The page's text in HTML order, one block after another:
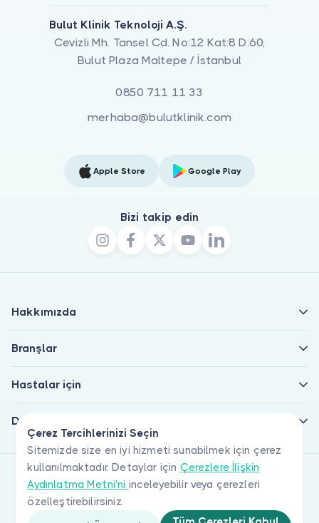
Çerez Tercihlerinizi Seçin
Sitemizde size en iyi hizmeti sunabilmek için çerez
kullanılmaktadır. Detaylar için Çerezlere İlişkin
Aydınlatma Metni'ni inceleyebilir veya çerezleri
özelleştirebilirsiniz.
Bulut Klinik Teknoloji A.Ş.
Cevizli Mh. Tansel Cd. No:12 Kat:8 D:60,
Bulut Plaza Maltepe / İstanbul
0850 711 11 33
merhaba@bulutklinik.com
Apple Store Google Play
Bizi takip edin
Hakkımızda
Branşlar
Hastalar için
Doktorlar için